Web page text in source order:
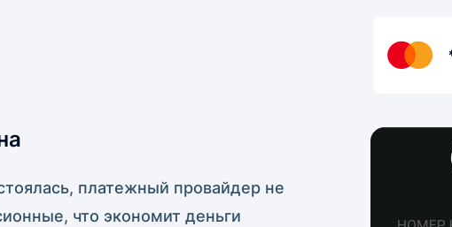
платежный провайдер не
что экономит деньги